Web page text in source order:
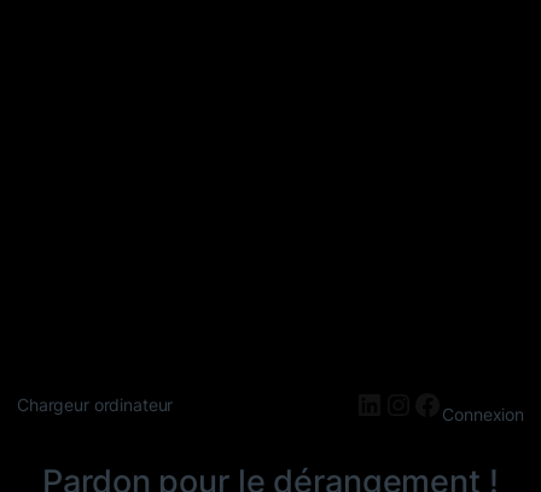
Chargeur ordinateur LinkedIn
Instagram
Connexion
Pardon pour le dérangement !